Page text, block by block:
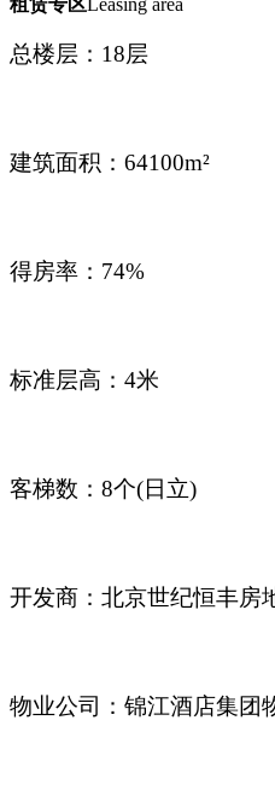
租赁专区 Leasing area
总楼层：18层
建筑面积： 64100m²
得房率： 74%
标准层高： 4米
客梯数： 8个(日立)
开发商：北京世纪恒丰房
物业公司：锦江酒店集团